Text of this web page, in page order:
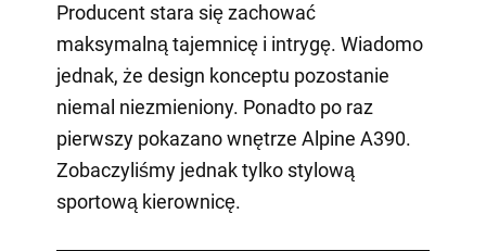
Producent stara się zachować
maksymalną tajemnicę i intrygę. Wiadomo
jednak, że design konceptu pozostanie
niemal niezmieniony. Ponadto po raz
pierwszy pokazano wnętrze Alpine A390.
Zobaczyliśmy jednak tylko stylową
sportową kierownicę.